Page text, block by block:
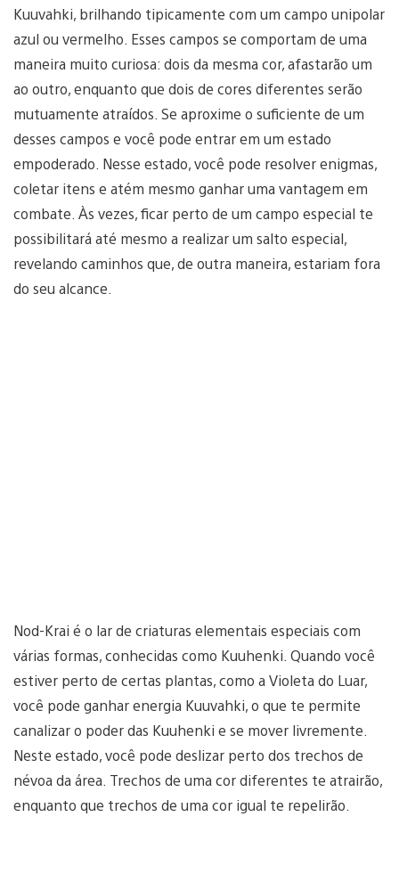
Kuuvahki, brilhando tipicamente com um campo unipolar
azul ou vermelho. Esses campos se comportam de uma
maneira muito curiosa: dois da mesma cor, afastarão um
ao outro, enquanto que dois de cores diferentes serão
mutuamente atraídos. Se aproxime o suficiente de um
desses campos e você pode entrar em um estado
empoderado. Nesse estado, você pode resolver enigmas,
coletar itens e atém mesmo ganhar uma vantagem em
combate. Às vezes, ficar perto de um campo especial te
possibilitará até mesmo a realizar um salto especial,
revelando caminhos que, de outra maneira, estariam fora
do seu alcance.
Nod-Krai é o lar de criaturas elementais especiais com
várias formas, conhecidas como Kuuhenki. Quando você
estiver perto de certas plantas, como a Violeta do Luar,
você pode ganhar energia Kuuvahki, o que te permite
canalizar o poder das Kuuhenki e se mover livremente.
Neste estado, você pode deslizar perto dos trechos de
névoa da área. Trechos de uma cor diferentes te atrairão,
enquanto que trechos de uma cor igual te repelirão.